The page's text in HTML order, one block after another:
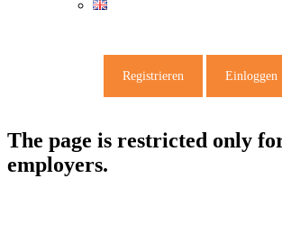
Registrieren Einloggen
The page is restricted only
employers.